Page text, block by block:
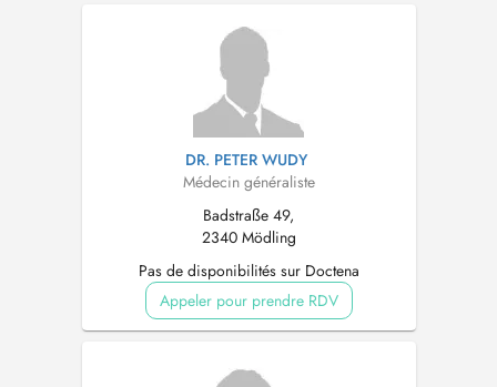
DR. PETER WUDY
Médecin généraliste
Badstraße 49,
2340 Mödling
Pas de disponibilités sur Doctena
Appeler pour prendre RDV